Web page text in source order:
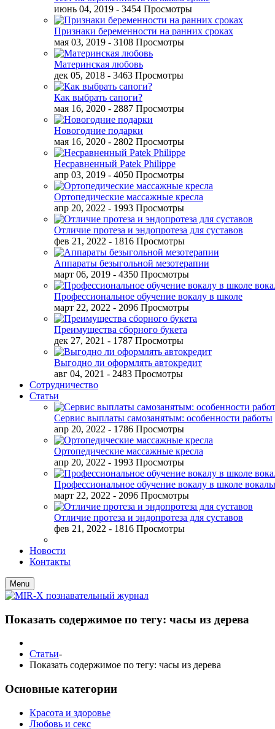
июнь 04, 2019 - 3454 Просмотры
Признаки беременности на ранних сроках
мая 03, 2019 - 3108 Просмотры
Материнская любовь
дек 05, 2018 - 3463 Просмотры
Как выбрать сапоги?
мая 16, 2020 - 2887 Просмотры
Новогодние подарки
мая 16, 2020 - 2802 Просмотры
Несравненный Patek Philippe
апр 03, 2019 - 4050 Просмотры
Ортопедические массажные кресла
апр 20, 2022 - 1993 Просмотры
Отличие протеза и эндопротеза для суставов
фев 21, 2022 - 1816 Просмотры
Аппараты безыгольной мезотерапии
март 06, 2019 - 4350 Просмотры
Профессиональное обучение вокалу в школе
март 22, 2022 - 2096 Просмотры
Преимущества сборного букета
дек 27, 2021 - 1787 Просмотры
Выгодно ли оформлять автокредит
авг 04, 2021 - 2483 Просмотры
Сотрудничество
Статьи
Сервис выплаты самозанятым: особенности работы
апр 20, 2022 - 1786 Просмотры
Ортопедические массажные кресла
апр 20, 2022 - 1993 Просмотры
Профессиональное обучение вокалу в школе
март 22, 2022 - 2096 Просмотры
Отличие протеза и эндопротеза для суставов
фев 21, 2022 - 1816 Просмотры
Новости
Контакты
Menu
Показать содержимое по тегу: часы из дерева
Статьи-
Показать содержимое по тегу: часы из дерева
Основные категории
Красота и здоровье
Любовь и секс